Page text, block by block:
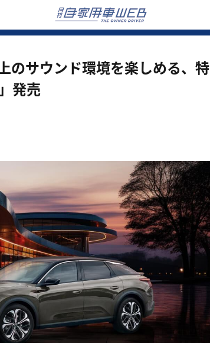
のサウンド環境を楽しめる、特
発売